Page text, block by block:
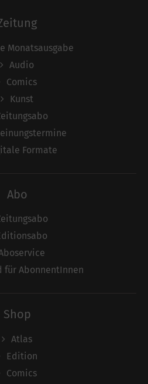
Monatsausgabe
Audio
Comics
Kunst
Formate
Abo
für AbonnentInnen
Shop
Atlas
Edition
Comics